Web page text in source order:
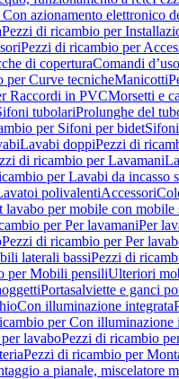
azionamento elettronico
Pezzi di ricambio per
Pezzi di ricambio per
di coperturaComandi d’uso
per Curve tecnicheManicotti
Raccordi in PVCMorsetti e
tubolariProlunghe del
per Sifoni per bidet
Lavabi doppiPezzi di
di ricambio per Lavamani
per Lavabi da incasso
polivalentiAccessori
lavabo per mobile con mobile
per Per lavamaniPer
Pezzi di ricambio per Per
laterali bassiPezzi di
per Mobili pensiliUlteriori
Portasalviette e ganci
Con illuminazione integrata
per Con illuminazione
lavaboPezzi di ricambio
Pezzi di ricambio per
a pianale, miscelatore